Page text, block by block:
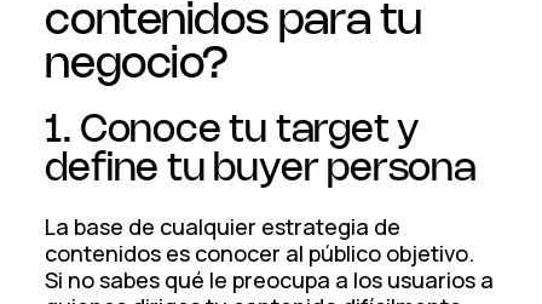
contenidos para tu
negocio?
1. Conoce tu target y
define tu buyer persona
La base de cualquier estrategia de
contenidos es conocer al público objetivo.
Si no sabes qué le preocupa a los usuarios a